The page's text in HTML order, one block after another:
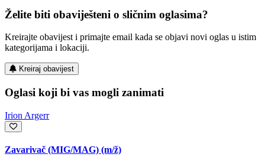
Želite biti obaviješteni o sličnim oglasima?
Kreirajte obavijest i primajte email kada se objavi novi oglas u istim
kategorijama i lokaciji.
Kreiraj obavijest
Oglasi koji bi vas mogli zanimati
Irion Argerr
Zavarivač (MIG/MAG) (m/ž)